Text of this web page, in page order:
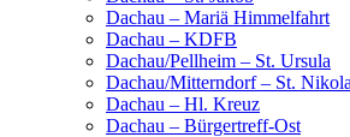
Dachau – Mariä Himmelfahrt
Dachau – KDFB
Dachau/Pellheim – St. Ursula
Dachau/Mitterndorf – St.
Dachau – Hl. Kreuz
Dachau – Bürgertreff-Ost